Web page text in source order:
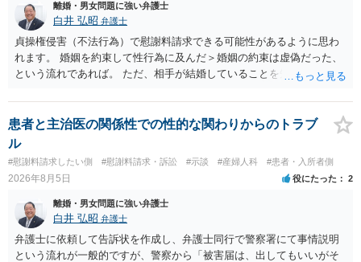
足下を見られてしまいますので、注意する必要があります。 夫が離婚
に抵抗する可能性が高いのであれば、むしろ淡々と調停不成立にして
離婚訴訟で離婚原因を主張し、判決へ持っていく方が近道であること
も少なくありません。見通し等を含め、弁護士へ相談・依頼した方が
よいと思います。
離婚・男女問題に強い弁護士
白井 弘昭 弁護士
貞操権侵害（不法行為）で慰謝料請求できる可能性があるように思わ
れます。 婚姻を約束して性行為に及んだ＞婚姻の約束は虚偽だった、
という流れであれば。 ただ、相手が結婚していることを知って行為に
性も認められそうですので、あまり慰謝料は高額にならないように思
われます。 一度、最寄りの弁護士に相談してみてください。
患者と主治医の関係性での性的な関わりからのトラブ
ル
#慰謝料請求したい側 #慰謝料請求・訴訟 #示談 #産婦人科 #患者・入所者側
2026年8月5日 役にたった 2
離婚・男女問題に強い弁護士
白井 弘昭 弁護士
弁護士に依頼して告訴状を作成し、弁護士同行で警察署にて事情説明
という流れが一般的ですが、警察から「被害届は、出してもいいがそ